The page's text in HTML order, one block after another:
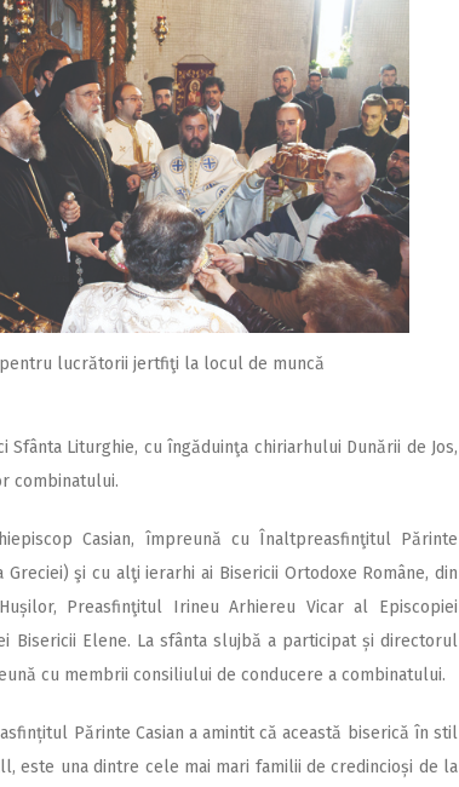
lucrătorii jertfiţi la locul de muncă
Liturghie, cu îngăduinţa chiriarhului Dunării de Jos,
combinatului.
Casian, împreună cu Înaltpreasfinţitul Părinte
şi cu alţi ierarhi ai Bisericii Ortodoxe Române, din
Preasfinţitul Irineu Arhiereu Vicar al Episcopiei
Bisericii Elene. La sfânta slujbă a participat și directorul
cu membrii consiliului de conducere a combinatului.
Părinte Casian a amintit că această biserică în stil
este una dintre cele mai mari familii de credincioși de la